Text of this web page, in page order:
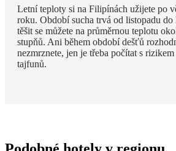
Letní teploty si na Filipínách užijete po
roku. Období sucha trvá od listopadu do
těšit se můžete na průměrnou teplotu
stupňů. Ani během období dešťů
nezmrznete, jen je třeba počítat s
tajfunů.